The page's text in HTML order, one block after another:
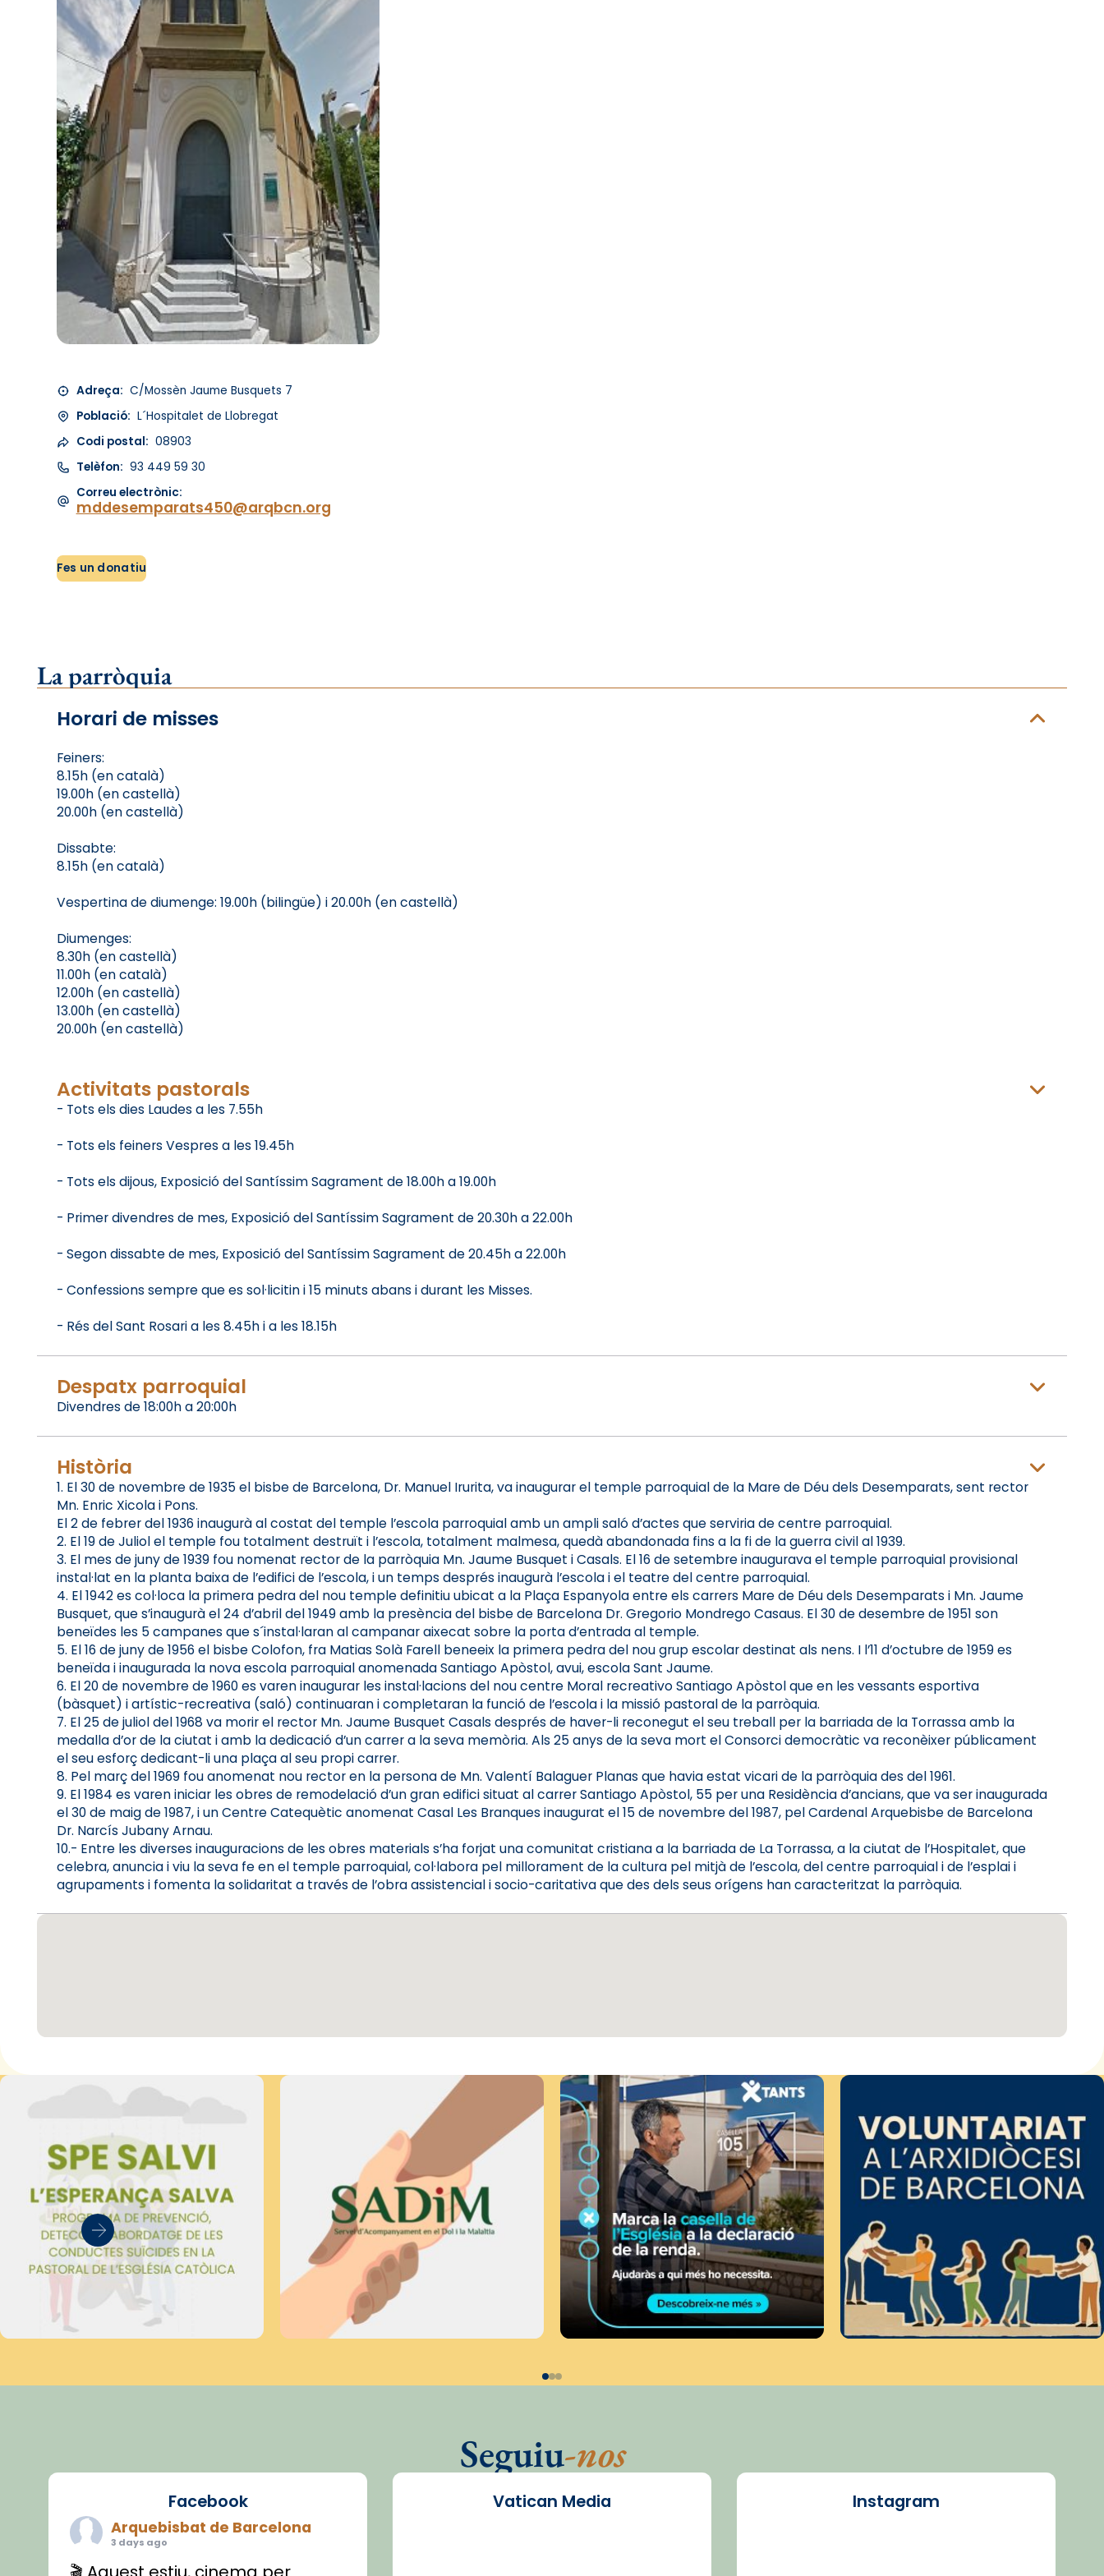
Adreça: C/Mossèn Jaume Busquets 7
Població: L´Hospitalet de Llobregat
Codi postal: 08903
Telèfon: 93 449 59 30
Correu electrònic:
mddesemparats450@arqbcn.org
Fes un donatiu
La parròquia
Horari de misses
Feiners:
8.15h (en català)
19.00h (en castellà)
20.00h (en castellà)
Dissabte:
8.15h (en català)
Vespertina de diumenge: 19.00h (bilingüe) i 20.00h (en castellà)
Diumenges:
8.30h (en castellà)
11.00h (en català)
12.00h (en castellà)
13.00h (en castellà)
20.00h (en castellà)
Activitats pastorals
- Tots els dies Laudes a les 7.55h
- Tots els feiners Vespres a les 19.45h
- Tots els dijous, Exposició del Santíssim Sagrament de 18.00h a 19.00h
- Primer divendres de mes, Exposició del Santíssim Sagrament de 20.30h a 22.00h
- Segon dissabte de mes, Exposició del Santíssim Sagrament de 20.45h a 22.00h
- Confessions sempre que es sol·licitin i 15 minuts abans i durant les Misses.
- Rés del Sant Rosari a les 8.45h i a les 18.15h
Despatx parroquial
Divendres de 18:00h a 20:00h
Història
1. El 30 de novembre de 1935 el bisbe de Barcelona, Dr. Manuel Irurita, va inaugurar el temple parroquial de la Mare de Déu dels Desemparats, sent rector
Mn. Enric Xicola i Pons.
El 2 de febrer del 1936 inaugurà al costat del temple l’escola parroquial amb un ampli saló d’actes que serviria de centre parroquial.
2. El 19 de Juliol el temple fou totalment destruït i l’escola, totalment malmesa, quedà abandonada fins a la fi de la guerra civil al 1939.
3. El mes de juny de 1939 fou nomenat rector de la parròquia Mn. Jaume Busquet i Casals. El 16 de setembre inaugurava el temple parroquial provisional
instal·lat en la planta baixa de l’edifici de l’escola, i un temps després inaugurà l’escola i el teatre del centre parroquial.
4. El 1942 es col·loca la primera pedra del nou temple definitiu ubicat a la Plaça Espanyola entre els carrers Mare de Déu dels Desemparats i Mn. Jaume
Busquet, que s’inaugurà el 24 d’abril del 1949 amb la presència del bisbe de Barcelona Dr. Gregorio Mondrego Casaus. El 30 de desembre de 1951 son
beneïdes les 5 campanes que s´instal·laran al campanar aixecat sobre la porta d’entrada al temple.
5. El 16 de juny de 1956 el bisbe Colofon, fra Matias Solà Farell beneeix la primera pedra del nou grup escolar destinat als nens. I l’11 d’octubre de 1959 es
beneïda i inaugurada la nova escola parroquial anomenada Santiago Apòstol, avui, escola Sant Jaume.
6. El 20 de novembre de 1960 es varen inaugurar les instal·lacions del nou centre Moral recreativo Santiago Apòstol que en les vessants esportiva
(bàsquet) i artístic-recreativa (saló) continuaran i completaran la funció de l’escola i la missió pastoral de la parròquia.
7. El 25 de juliol del 1968 va morir el rector Mn. Jaume Busquet Casals després de haver-li reconegut el seu treball per la barriada de la Torrassa amb la
medalla d’or de la ciutat i amb la dedicació d’un carrer a la seva memòria. Als 25 anys de la seva mort el Consorci democràtic va reconèixer públicament
el seu esforç dedicant-li una plaça al seu propi carrer.
8. Pel març del 1969 fou anomenat nou rector en la persona de Mn. Valentí Balaguer Planas que havia estat vicari de la parròquia des del 1961.
9. El 1984 es varen iniciar les obres de remodelació d’un gran edifici situat al carrer Santiago Apòstol, 55 per una Residència d’ancians, que va ser inaugurada
el 30 de maig de 1987, i un Centre Catequètic anomenat Casal Les Branques inaugurat el 15 de novembre del 1987, pel Cardenal Arquebisbe de Barcelona
Dr. Narcís Jubany Arnau.
10.- Entre les diverses inauguracions de les obres materials s’ha forjat una comunitat cristiana a la barriada de La Torrassa, a la ciutat de l’Hospitalet, que
celebra, anuncia i viu la seva fe en el temple parroquial, col·labora pel millorament de la cultura pel mitjà de l’escola, del centre parroquial i de l’esplai i
agrupaments i fomenta la solidaritat a través de l’obra assistencial i socio-caritativa que des dels seus orígens han caracteritzat la parròquia.
Seguiu-nos
Facebook
Arquebisbat de Barcelona
3 days ago
Vatican Media Instagram